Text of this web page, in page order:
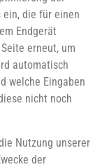
die für einen
Endgerät
erneut, um
automatisch
welche Eingaben
nicht noch
Nutzung unserer
der